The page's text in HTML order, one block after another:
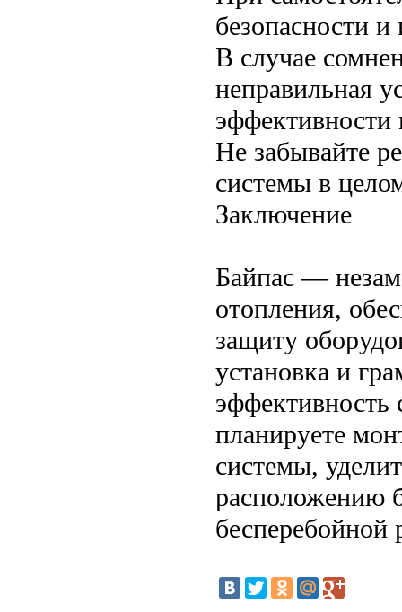
безопасности и
В случае
неправильная
Не забывайте
системы в
Заключение
Байпас —
отопления,
защиту
установка и
планируете
системы,
расположению
бесперебойной